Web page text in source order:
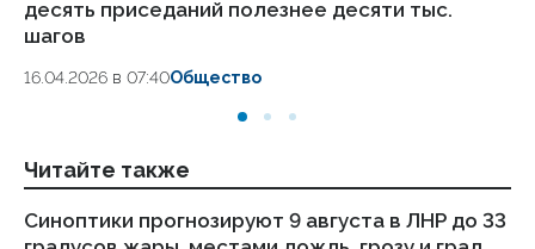
десять приседаний полезнее десяти тыс.
шагов
16.04.2026 в 07:40Общество
Читайте также
Синоптики прогнозируют 9 августа в ЛНР до 33